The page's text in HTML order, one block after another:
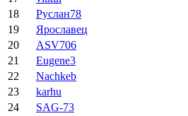
18
Руслан78
19
Ярославец
20
ASV706
21
Eugene3
22
Nachkeb
23
karhu
24
SAG-73